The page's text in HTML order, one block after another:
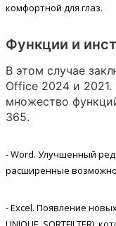
комфортной для глаз.
Функции и
В этом случае
Office 2024 и 2021.
множество
365.
- Word. Улучшенный
расширенные
- Excel. Появление